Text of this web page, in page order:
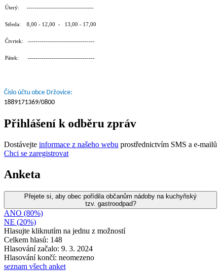
Úterý: ----------------------------------
Středa: 8,00 - 12,00 - 13,00 - 17,00
Čtvrtek: ----------------------------------
Pátek: ----------------------------------
Číslo účtu obce Držovice:
1889171369/0800
Přihlášení k odběru zpráv
Dostávejte informace z našeho webu prostřednictvím SMS a e-mailů
Chci se zaregistrovat
Anketa
Přejete si, aby obec pořídila občanům nádoby na kuchyňský
tzv. gastroodpad?
ANO (80%)
NE (20%)
Hlasujte kliknutím na jednu z možností
Celkem hlasů: 148
Hlasování začalo: 9. 3. 2024
Hlasování končí: neomezeno
seznam všech anket